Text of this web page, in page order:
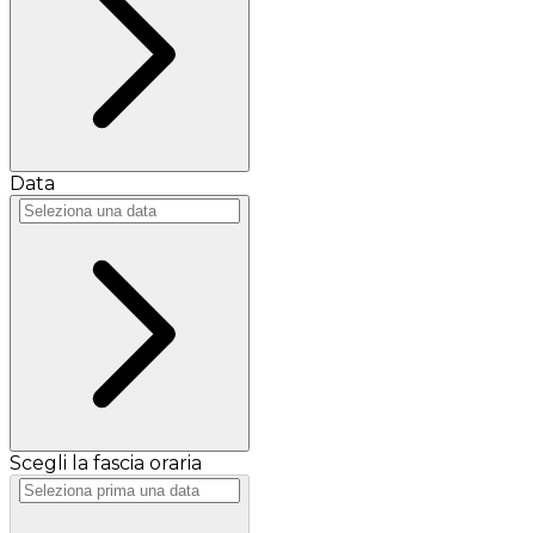
Data
Scegli la fascia oraria